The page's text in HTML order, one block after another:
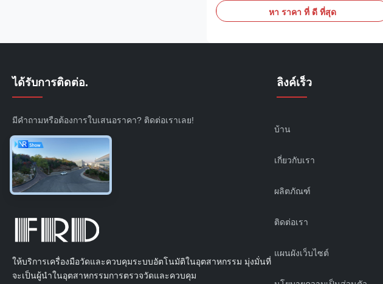
PN10MPa/Class 600; ไดอะแฟรมและชิ้นส่วน
ที่เปียกสามารถเลือกได้จากวัสดุที่ทนต่อการ
หา ราคา ที่ ดี ที่สุด
ได้รับการติดต่อ.
มีคำถามหรือต้องการใบเสนอราคา? ติดต่อเราเลย!
สอบถามตอนนี้
ให้บริการเครื่องมือวัดและควบคุมระบบอัตโนมัติในอุตสาหกรรม มุ่งมั่นที่
จะเป็นผู้นำในอุตสาหกรรมการตรวจวัดและควบคุม
ลิงค์เร็ว
บ้าน
เกี่ยวกับเรา
ผลิตภัณฑ์
ติดต่อเรา
แผนผังเว็บไซต์